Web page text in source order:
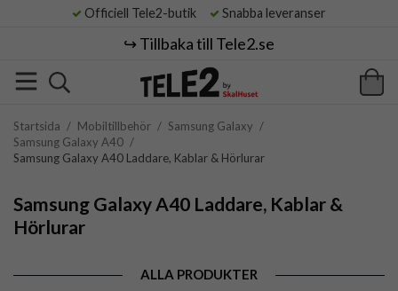
Officiell Tele2-butik Snabba leveranser
↪️ Tillbaka till Tele2.se
Startsida / Mobiltillbehör / Samsung Galaxy /
Samsung Galaxy A40 /
Samsung Galaxy A40 Laddare, Kablar & Hörlurar
Samsung Galaxy A40 Laddare, Kablar &
Hörlurar
ALLA PRODUKTER